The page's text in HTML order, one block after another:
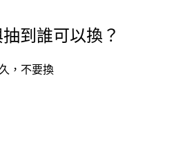
到誰可以換？
，不要換